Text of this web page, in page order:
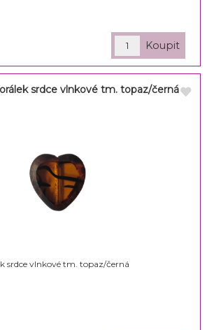
srdce vlnkové tm. topaz/černá
srdce vlnkové tm. topaz/černá